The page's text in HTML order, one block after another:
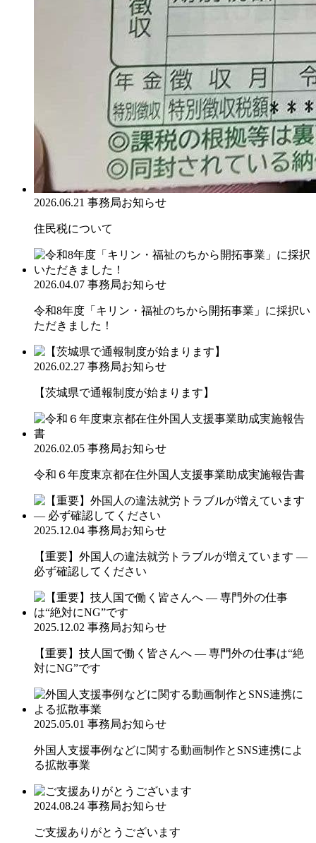
2026.06.21 事務局お知らせ
住民税について
2026.04.07 事務局お知らせ
令和8年度「キリン・福祉のちから開拓事業」に採択い
ただきました！
2026.02.27 事務局お知らせ
【茨城県で通報制度が始まります】
2026.02.05 事務局お知らせ
令和６年度東京都在住外国人支援事業助成実施報告書
2025.12.04 事務局お知らせ
【重要】外国人の違法就労トラブルが増えています ―
必ず確認してください
2025.12.02 事務局お知らせ
【重要】技人国で働く皆さんへ ― 専門外の仕事は“絶
対にNG”です
2025.05.01 事務局お知らせ
外国人支援事例などに関する動画制作とSNS連携によ
る拡散事業
2024.08.24 事務局お知らせ
ご支援ありがとうございます